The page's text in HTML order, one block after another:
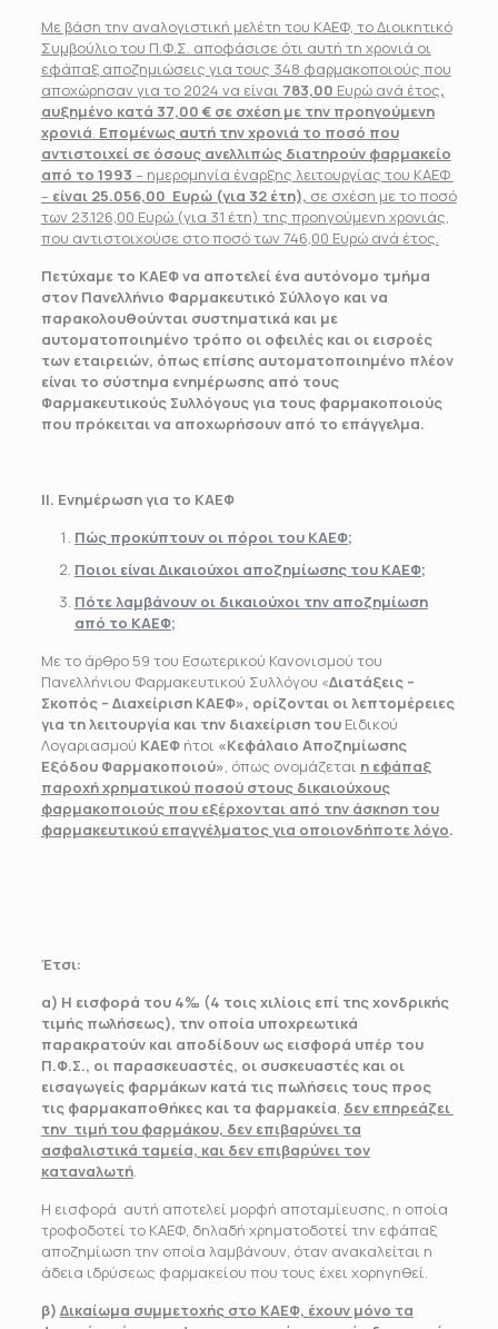
Με βάση την αναλογιστική μελέτη του ΚΑΕΦ, το Διοικητικό
Συμβούλιο του Π.Φ.Σ. αποφάσισε ότι αυτή τη χρονιά οι
εφάπαξ αποζημιώσεις για τους 348 φαρμακοποιούς που
αποχώρησαν για το 2024 να είναι 783,00 Ευρώ ανά έτος,
αυξημένο κατά 37,00 € σε σχέση με την προηγούμενη
χρονιά. Επομένως αυτή την χρονιά το ποσό που
αντιστοιχεί σε όσους ανελλιπώς διατηρούν φαρμακείο
από το 1993 – ημερομηνία έναρξης λειτουργίας του ΚΑΕΦ
– είναι 25.056,00 Ευρώ (για 32 έτη), σε σχέση με το ποσό
των 23.126,00 Ευρώ (για 31 έτη) της προηγούμενη χρονιάς,
που αντιστοιχούσε στο ποσό των 746,00 Ευρώ ανά έτος.
Πετύχαμε το ΚΑΕΦ να αποτελεί ένα αυτόνομο τμήμα
στον Πανελλήνιο Φαρμακευτικό Σύλλογο και να
παρακολουθούνται συστηματικά και με
αυτοματοποιημένο τρόπο οι οφειλές και οι εισροές
των εταιρειών, όπως επίσης αυτοματοποιημένο πλέον
είναι το σύστημα ενημέρωσης από τους
Φαρμακευτικούς Συλλόγους για τους φαρμακοποιούς
που πρόκειται να αποχωρήσουν από το επάγγελμα.
ΙΙ. Ενημέρωση για το ΚΑΕΦ
Πώς προκύπτουν οι πόροι του ΚΑΕΦ;
Ποιοι είναι Δικαιούχοι αποζημίωσης του ΚΑΕΦ;
Πότε λαμβάνουν οι δικαιούχοι την αποζημίωση
από το ΚΑΕΦ;
Με το άρθρο 59 του Εσωτερικού Κανονισμού του
Πανελλήνιου Φαρμακευτικού Συλλόγου «Διατάξεις –
Σκοπός – Διαχείριση ΚΑΕΦ», ορίζονται οι λεπτομέρειες
για τη λειτουργία και την διαχείριση τουΕιδικού
Λογαριασμού ΚΑΕΦήτοι «Κεφάλαιο Αποζημίωσης
Εξόδου Φαρμακοποιού», όπως ονομάζεται η εφάπαξ
παροχή χρηματικού ποσού στους δικαιούχους
φαρμακοποιούς που εξέρχονται από την άσκηση του
φαρμακευτικού επαγγέλματος για οποιονδήποτε λόγο.
Έτσι:
α) Η εισφορά του 4‰ (4 τοις χιλίοις επί της χονδρικής
τιμής πωλήσεως), την οποία υποχρεωτικά
παρακρατούν και αποδίδουν ως εισφορά υπέρ του
Π.Φ.Σ., οι παρασκευαστές, οι συσκευαστές και οι
εισαγωγείς φαρμάκων κατά τις πωλήσεις τους προς
τις φαρμακαποθήκες και τα φαρμακεία, δεν επηρεάζει
την τιμή του φαρμάκου, δεν επιβαρύνει τα
ασφαλιστικά ταμεία, και δεν επιβαρύνει τον
καταναλωτή.
Η εισφορά αυτή αποτελεί μορφή αποταμίευσης, η οποία
τροφοδοτεί το ΚΑΕΦ, δηλαδή χρηματοδοτεί την εφάπαξ
αποζημίωση την οποία λαμβάνουν, όταν ανακαλείται η
άδεια ιδρύσεως φαρμακείου που τους έχει χορηγηθεί.
β) Δικαίωμα συμμετοχής στο ΚΑΕΦ, έχουν μόνο τα